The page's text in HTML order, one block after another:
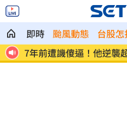
即時 颱風動態 台股
女兒一句話 兩老退休生